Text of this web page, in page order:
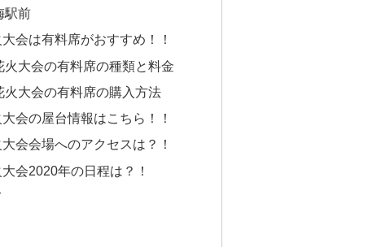
駅前
会は有料席がおすすめ！！
火大会の有料席の種類と料金
火大会の有料席の購入方法
会の屋台情報はこちら！！
会会場へのアクセスは？！
会2020年の日程は？！